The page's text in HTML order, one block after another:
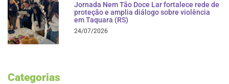
Jornada Nem Tão Doce Lar fortalece rede de
proteção e amplia diálogo sobre violência
em Taquara (RS)
24/07/2026
Categorias